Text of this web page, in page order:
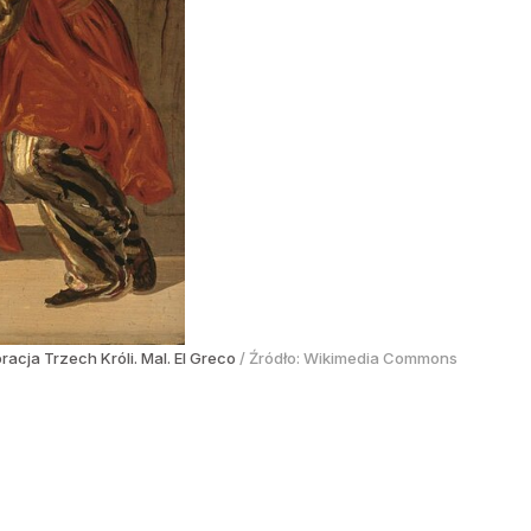
Trzech Króli. Mal. El Greco / Źródło: Wikimedia Commons